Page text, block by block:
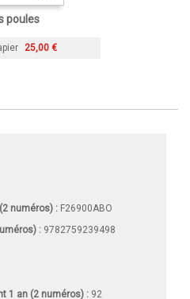
poules
25,00 €
numéros) : F26900ABO
: 9782759239498
1 an (2 numéros) : 92